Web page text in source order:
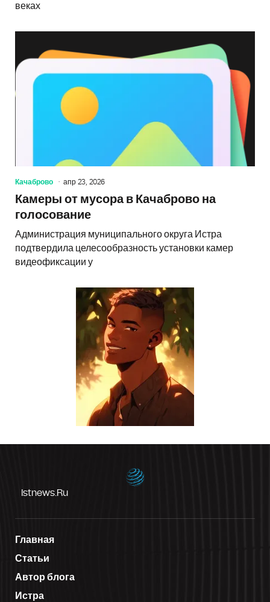
веках
Качаброво апр 23, 2026
Камеры от мусора в Качаброво на
голосование
Администрация муниципального округа Истра
подтвердила целесообразность установки камер
видеофиксации у
Istnews.ru
Главная
Статьи
Автор блога
Истра